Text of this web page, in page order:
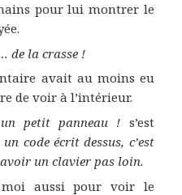
pour lui montrer le
de la crasse !
avait au moins eu
de voir à l’intérieur.
petit panneau ! s’est
code écrit dessus, c’est
un clavier pas loin.
moi aussi pour voir le